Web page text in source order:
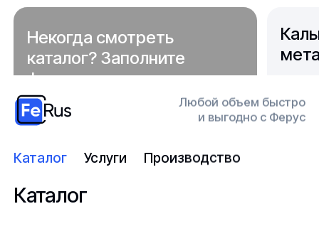
Любой объем быстро
и выгодно с Ферус
Каталог Услуги Производство
Каталог
Некогда смотреть
каталог? Заполните
форму,
мы перезвоним вам через
15 минут